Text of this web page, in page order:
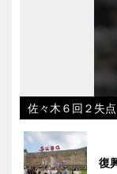
佐々木６回２失
復